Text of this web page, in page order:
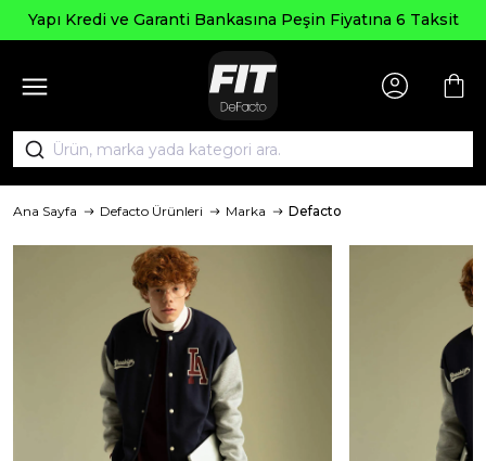
Yapı Kredi ve Garanti Bankasına Peşin Fiyatına 6 Taksit
Ana Sayfa Defacto Ürünleri Marka Defacto